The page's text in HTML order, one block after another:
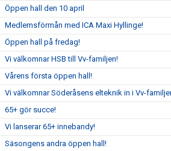
Öppen hall den 10 april
Medlemsförmån med ICA Maxi Hyllinge!
Öppen hall på fredag!
Vi välkomnar HSB till Vv-familjen!
Vårens första öppen hall!
Vi välkomnar Söderåsens elteknik in i Vv-
65+ gör succe!
Vi lanserar 65+ innebandy!
Säsongens andra öppen hall!